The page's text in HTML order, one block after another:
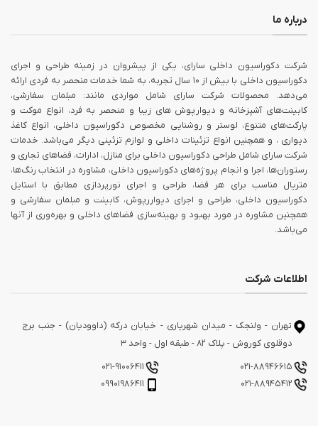
درباره ما
شرکت دکوراسیون داخلی سارای، یکی از پیشروان در زمینه طراحی و اجرای
دکوراسیون داخلی با بیش از ۱۰ سال تجربه، به شما خدمات منحصر به فردی ارائه
می‌دهد. محصولات شرکت سارای شامل مواردی مانند: مبلمان سفارشی،
کابینت‌های آشپزخانه و دیوارپوش های زیبا و منحصر به فرد، انواع موکت و
پارکت‌های متنوع، لوستر و روشنایی مخصوص دکوراسیون داخلی، انواع کاغذ
دیواری ، و همچنین انواع تزئینات داخلی و لوازم تزئینی دیگر می‌باشد. خدمات
شرکت سارای شامل طراحی دکوراسیون داخلی برای منازل، ادارات، فضاهای تجاری و
رستوران‌ها، اجرا و انجام پروژه‌های دکوراسیون داخلی، مشاوره در انتخاب رنگ‌ها،
متریال مناسب برای هر فضا، طراحی و اجرای نورپردازی مطابق با استایل
دکوراسیون داخلی، طراحی و اجرای دیواررپوش، کابینت و مبلمان سفارشی و
همچنین مشاوره در مورد بهبود و بهینه‌سازی فضاهای داخلی و بهره‌وری از آنها
می‌باشد.
اطلاعات شرکت
تهران - ولنجک - میدان شهریاری - خیابان درکه (داوودیان) - جنب برج
دوقلوی کوروش - پلاک 82 - طبقه اول - واحد 3